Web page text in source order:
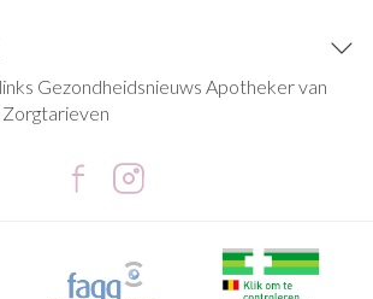
Gezondheidsnieuws Apotheker van
Zorgtarieven